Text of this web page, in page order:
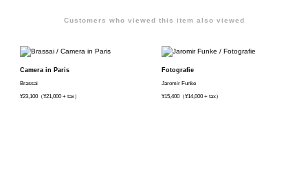
Customers who viewed this item also viewed
Camera in Paris
Brassai
¥23,100（¥21,000 + tax）
Fotografie
Jaromir Funke
¥15,400（¥14,000 + tax）